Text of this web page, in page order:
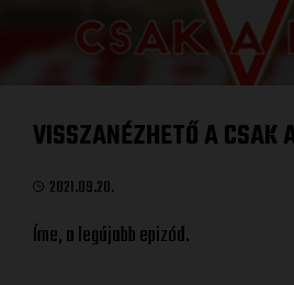
VISSZANÉZHETŐ A CSAK
2021.09.20.
Íme, a legújabb epizód.